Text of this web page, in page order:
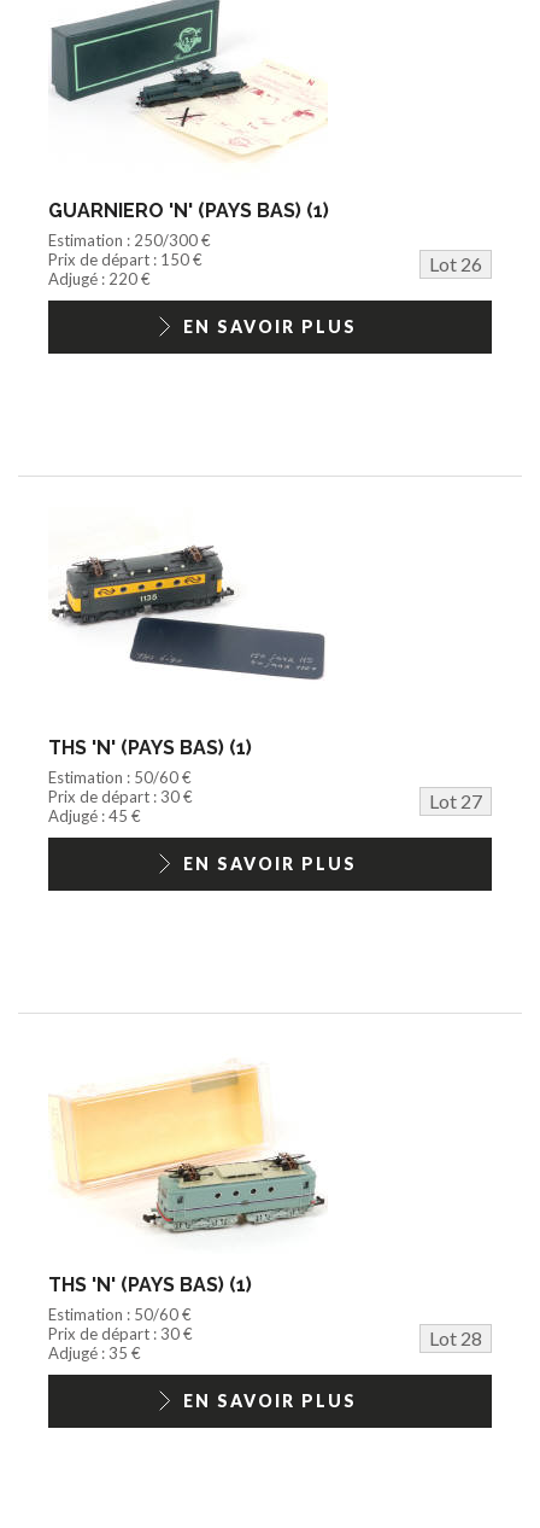
GUARNIERO 'N' (PAYS BAS) (1)
Estimation : 250/300 €
Prix de départ : 150 €
Lot 26
Adjugé : 220 €
EN SAVOIR PLUS
THS 'N' (PAYS BAS) (1)
Estimation : 50/60 €
Prix de départ : 30 €
Lot 27
Adjugé : 45 €
EN SAVOIR PLUS
THS 'N' (PAYS BAS) (1)
Estimation : 50/60 €
Prix de départ : 30 €
Lot 28
Adjugé : 35 €
EN SAVOIR PLUS